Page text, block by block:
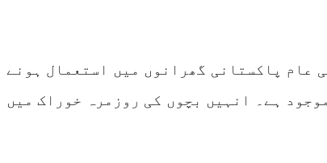
عام پاکستانی گھرانوں میں استعمال ہونے
ہے۔ انہیں بچوں کی روزمرہ خوراک میں